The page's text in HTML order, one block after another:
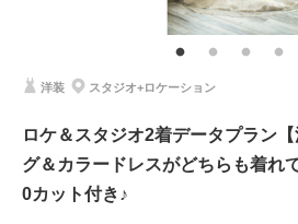
プラン内洋装各1着・ヘアメイク・着付け・撮
ト・水戸市外料金も含むロケーションフォ
日の出早朝撮影も承ります♪
2024年8
撮影場所：大洗サ
洋装 スタジオ+ロケーション
ロケ＆スタジオ2着データプラン
グ＆カラードレスがどちらも着れ
0カット付き♪